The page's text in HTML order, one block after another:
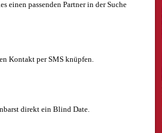
einen passenden Partner in der Suche
Kontakt per SMS knüpfen.
direkt ein Blind Date.